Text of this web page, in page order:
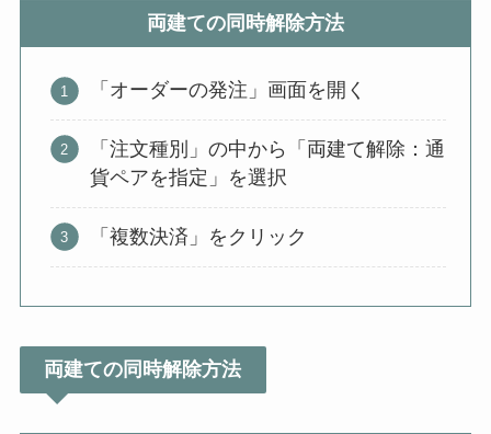
両建ての同時解除方法
「オーダーの発注」画面を開く
「注文種別」の中から「両建て解除：通
貨ペアを指定」を選択
「複数決済」をクリック
両建ての同時解除方法